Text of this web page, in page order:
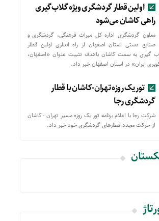
اولین قطار گردشگری ویژه گلاب‌گیری
راهی کاشان می‌شود
معاون گردشگری اداره کل میراث فرهنگی، گردشگری و
صنایع دستی استان اصفهان از راه اندازی اولین قطار
گیری به سمت کاشان باهدف تثبیت عنوان «اصفهان،
ایران» در استان اصفهان خبر داد.
تور یک روزه تهران-کاشان با قطار
گردشگری رجا
شرکت رجا با اعلام برنامه تور یک روزه مسیر تهران - کاشان
از حركت مجدد قطارهای گردشگری خود خبر داد.